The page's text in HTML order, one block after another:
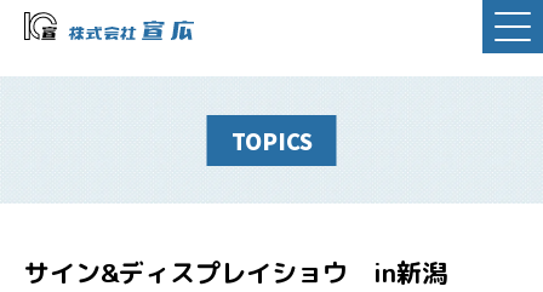
TOPICS
サイン&ディスプレイショウ in新潟